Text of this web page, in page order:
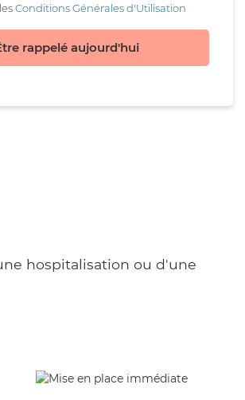
Conditions Générales d'Utilisation
rappelé aujourd'hui
hospitalisation ou d'une